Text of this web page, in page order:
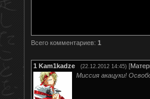
Всего комментариев: 1
1 Kam1kadze (22.12.2012 14:45) [
Миссия акацуки!